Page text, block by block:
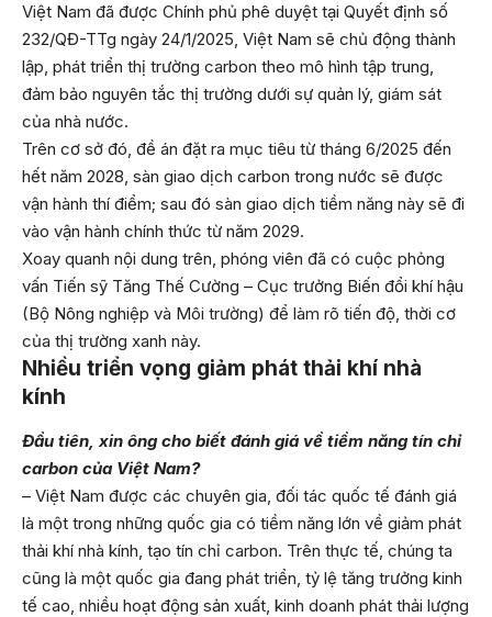
Việt Nam đã được Chính phủ phê duyệt tại Quyết định số
232/QĐ-TTg ngày 24/1/2025, Việt Nam sẽ chủ động thành
lập, phát triển thị trường carbon theo mô hình tập trung,
đảm bảo nguyên tắc thị trường dưới sự quản lý, giám sát
của nhà nước.
Trên cơ sở đó, đề án đặt ra mục tiêu từ tháng 6/2025 đến
hết năm 2028, sàn giao dịch carbon trong nước sẽ được
vận hành thí điểm; sau đó sàn giao dịch tiềm năng này sẽ đi
vào vận hành chính thức từ năm 2029.
Xoay quanh nội dung trên, phóng viên đã có cuộc phỏng
vấn Tiến sỹ Tăng Thế Cường – Cục trưởng Biến đổi khí hậu
(Bộ Nông nghiệp và Môi trường) để làm rõ tiến độ, thời cơ
của thị trường xanh này.
Nhiều triển vọng giảm phát thải khí nhà
kính
Đầu tiên, xin ông cho biết đánh giá về tiềm năng tín chỉ
carbon của Việt Nam?
– Việt Nam được các chuyên gia, đối tác quốc tế đánh giá
là một trong những quốc gia có tiềm năng lớn về giảm phát
thải khí nhà kính, tạo tín chỉ carbon. Trên thực tế, chúng ta
cũng là một quốc gia đang phát triển, tỷ lệ tăng trưởng kinh
tế cao, nhiều hoạt động sản xuất, kinh doanh phát thải lượng